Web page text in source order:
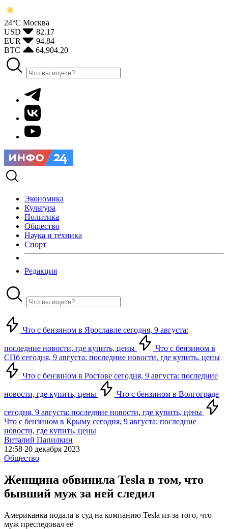
24°С Москва
USD
82.17
EUR
94.84
BTC
64,904.20
Экономика
Культура
Политика
Общество
Наука и техника
Спорт
Редакция
Что с бензином в Ярославле сегодня, 9 августа:
последние новости, где купить, цены
Что с бензином в
СПб сегодня, 9 августа: последние новости, где купить, цены
Что с бензином в Ростове сегодня, 9 августа: последние
новости, где купить, цены Что с бензином в Волгограде
сегодня, 9 августа: последние новости, где купить, цены
Что с бензином в Крыму сегодня, 9 августа: последние
новости, где купить, цены
Виталий Папилкин
12:58 20 декабря 2023
Общество
Женщина обвинила Tesla в том, что
бывший муж за ней следил
Американка подала в суд на компанию Tesla из-за того, что
муж преследовал её